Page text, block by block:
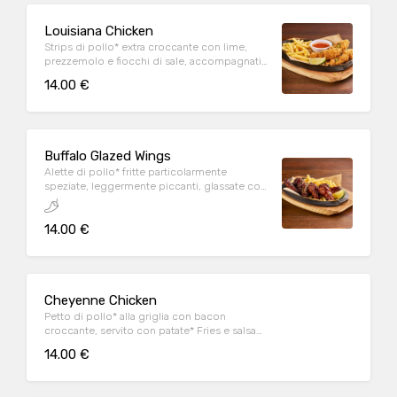
Louisiana Chicken
Strips di pollo* extra croccante con lime,
prezzemolo e fiocchi di sale, accompagnati
14.00 €
Buffalo Glazed Wings
Alette di pollo* fritte particolarmente
speziate, leggermente piccanti, glassate con
Korean sauce, sesamo tostato, prezzemolo,
lime e servite con patate* Fries
14.00 €
Cheyenne Chicken
Petto di pollo* alla griglia con bacon
croccante, servito con patate* Fries e salsa
14.00 €